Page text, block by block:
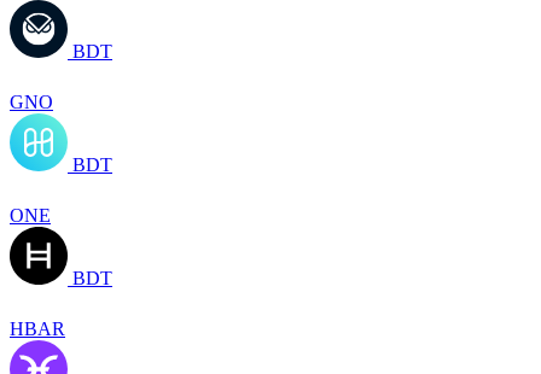
BDT
GNO
BDT
ONE
BDT
HBAR